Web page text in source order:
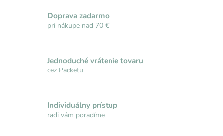
Doprava zadarmo
pri nákupe nad 70 €
Jednoduché vrátenie tovaru
cez Packetu
Individuálny prístup
radi vám poradíme